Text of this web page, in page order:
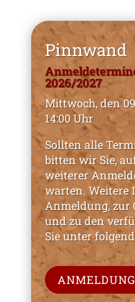
Pinnwand
2026/2027
Mittwoch, den
14:00 Uhr
Sollten alle
bitten wir Sie,
weiterer
warten. Weitere
Anmeldung, zur
und zu den
Sie unter
ANMELDUNG